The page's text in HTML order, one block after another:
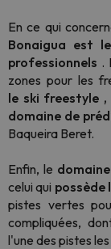
En ce qui
Bonaigua est
professionnels .
zones pour les
le ski freestyle ,
domaine de
Baqueira Beret.
Enfin, le
celui qui possède
pistes vertes
compliquées,
l'une des pistes